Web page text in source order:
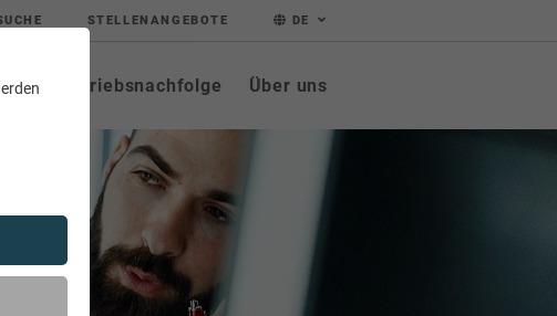
STELLENANGEBOTE DE
Betriebsnachfolge Über uns